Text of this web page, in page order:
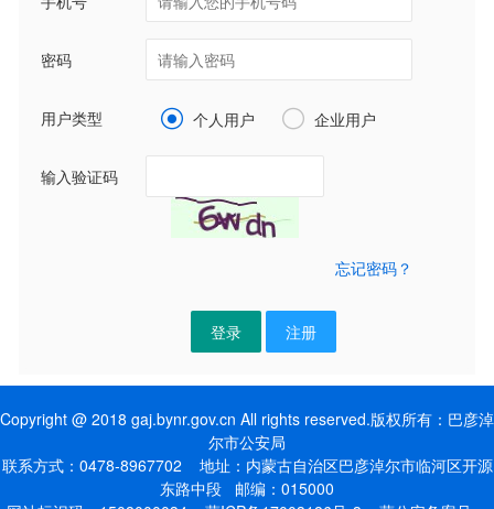
密码
用户类型  个人用户  企业用户
输入验证码
忘记密码？
登录 注册
Copyright @ 2018 gaj.bynr.gov.cn All rights reserved.版权所有：巴彦淖
尔市公安局
联系方式：0478-8967702 地址：内蒙古自治区巴彦淖尔市临河区开源
东路中段 邮编：015000